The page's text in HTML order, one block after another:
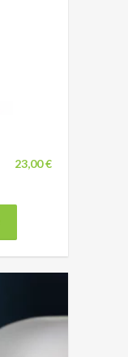
23,00 €